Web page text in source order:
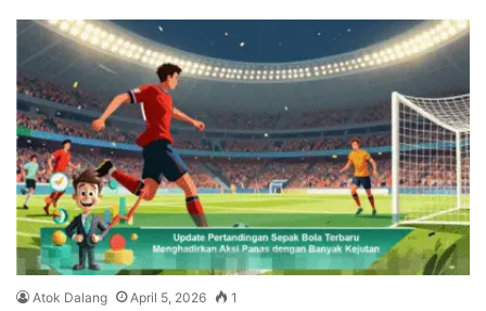
Atok Dalang April 5, 2026 1